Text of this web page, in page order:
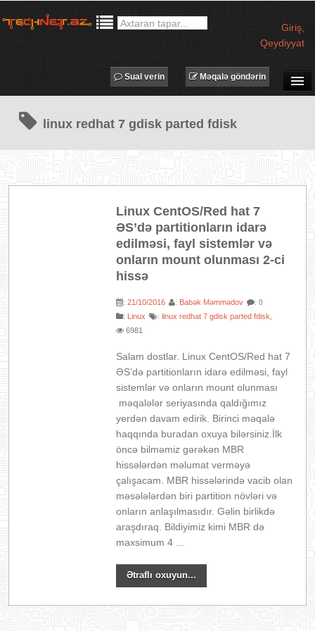
Giriş
Qeydiyyat
TECHNET TV
MƏQALƏLƏR
PROQRAMLAR
AVADANLIQLAR
IT LÜĞƏT
Məqalə göndərin
Sual verin
linux redhat 7 gdisk parted fdisk
Linux CentOS/Red hat 7
ƏS’də partitionların idarə
edilməsi, fayl sistemlər və
onların mount olunması 2-ci
hissə
:21/10/2016 : Babək Məmmədov : 0
: Linux : linux redhat 7 gdisk parted fdisk
6981
Salam dostlar. Linux CentOS/Red hat 7
ƏS’də partitionların idarə edilməsi, fayl
sistemlər və onların mount olunması
məqalələr seriyasında qaldığımız
yerdən davam edirik. Birinci məqalə
haqqında buradan oxuya bilərsiniz.İlk
öncə bilməmiz gərəkən MBR
hissələrdən məlumat verməyə
çalışacam. MBR hissələrində vacib olan
məsələlərdən biri partition növləri və
onların anlaşılmasıdır. Gəlin birlikdə
araşdıraq. Bildiyimiz kimi MBR də
maxsimum 4 ...
Ətraflı oxuyun...